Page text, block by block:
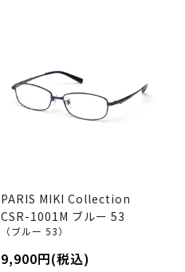
PARIS MIKI Collection
CSR-1001M ブルー 53
（ブルー 53）
9,900円(税込)